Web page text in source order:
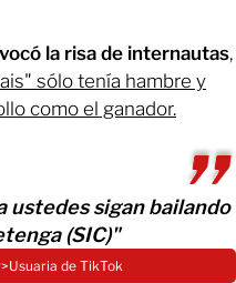
la risa de internautas,
sólo tenía hambre y
como el ganador.
ustedes sigan bailando
(SIC)"
de TikTok